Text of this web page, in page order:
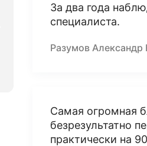
За два года
специалиста.
Разумов
Самая огромная
безрезультатно
практически на